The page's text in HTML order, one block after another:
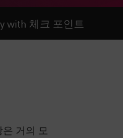
with 체크 포인트
거의 모